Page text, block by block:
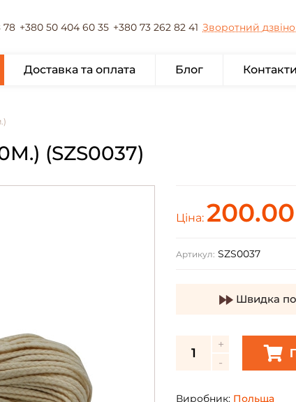
78 +380 50 404 60 35 +380 73 262 82 41 Зворотний
Доставка та оплата Блог Контакти
(SZS0037)
Ціна: 200.00
Артикул: SZS0037
Швидка
Виробник: Польща